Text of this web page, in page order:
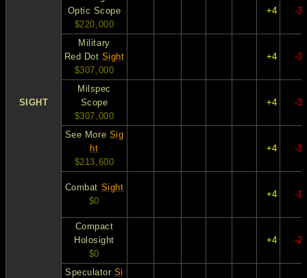
SIGHT
Optic Scope
$220,000
+4 -3
Military
Red Dot Sight
$307,000
+4 -3
Milspec
Scope
$307,000
+4 -3
See More Sig
ht
$213,600
+4 -3
Combat Sight
$0
+4 -1
Compact
Holosight
$0
+4 -2
Speculator Si